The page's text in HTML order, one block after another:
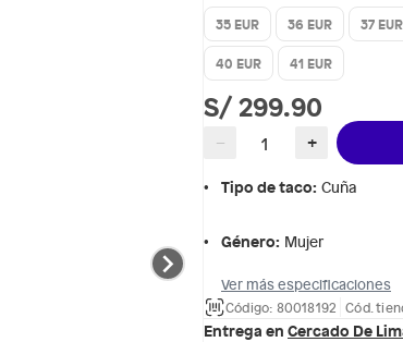
35 EUR 36 EUR 37 EUR
40 EUR
41 EUR
S/ 299.90
− +
Tipo de taco: Cuña
Género: Mujer
Ver más especificaciones
Código: 80018192 Cód.
Entrega en Cercado De